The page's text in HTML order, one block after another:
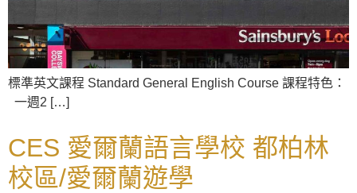
標準英文課程 Standard General English Course 課程特色：
一週2 […]
CES 愛爾蘭語言學校 都柏林
校區/愛爾蘭遊學